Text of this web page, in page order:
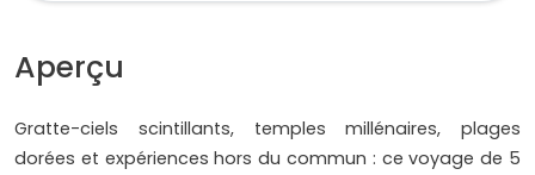
Aperçu
Gratte-ciels scintillants, temples millénaires, plages
dorées et expériences hors du commun : ce voyage de 5